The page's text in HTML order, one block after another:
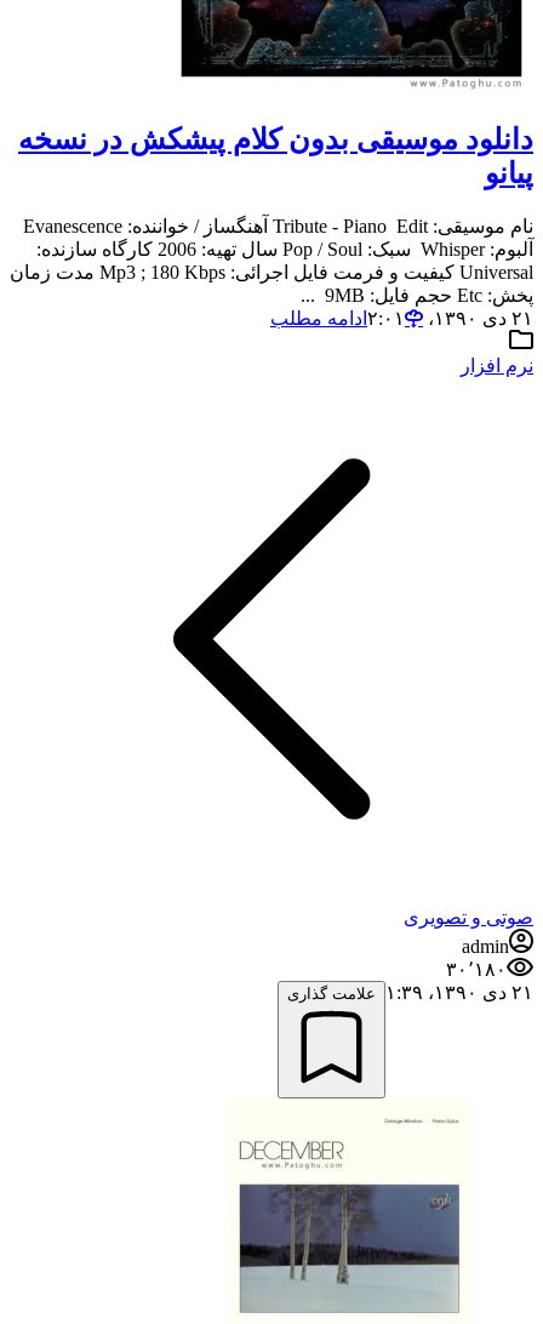
دانلود موسیقی بدون کلام پیشکش در نسخه
پیانو
نام موسیقی: Tribute - Piano Edit آهنگساز / خواننده: Evanescence
آلبوم: Whisper سبک: Pop / Soul سال تهیه: 2006 کارگاه سازنده:
Universal کیفیت و فرمت فایل اجرائی: Mp3 ; 180 Kbps مدت زمان
پخش: Etc حجم فایل: 9MB ...
۲۱ دی ۱۳۹۰،‏ ۲:۰۱
ادامه مطلب
نرم افزار
صوتی و تصویری
admin
۳۰٬۱۸۰
۲۱ دی ۱۳۹۰،‏ ۱:۳۹
علامت گذاری